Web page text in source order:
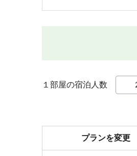
１部屋の宿泊人数
プランを変更